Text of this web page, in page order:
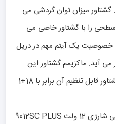
گشتاور میزان توان گردشی می
را با گشتاور خاصی می
خصوصیت یک آیتم مهم در دریل
آید. ماکزیمم گشتاور این
محصول 30 نیوتون متر و تعداد گشتاور قابل تنظیم آن برابر با 18+1
شایان ذکر است طراحی پیچ گوشتی شارژی 12 ولت 9012SC PLUS